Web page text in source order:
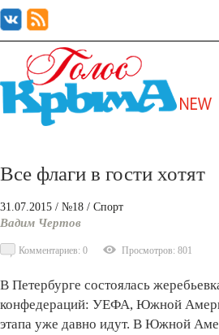
Все флаги в гости хотят
31.07.2015 / №18 / Спорт
Вадим Чертов
Комментариев: 0 Просмотров: 801
В Петербурге состоялась
конфедераций: УЕФА, Южной
этапа уже давно идут. В Южной